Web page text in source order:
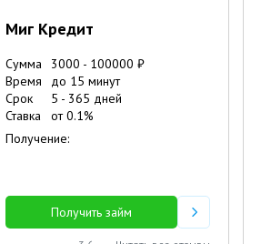
Миг Кредит
Сумма 3000 - 100000 ₽
Время
до 15 минут
Срок
5 - 365 дней
Ставка
от0.1%
Получение:
Получить займ